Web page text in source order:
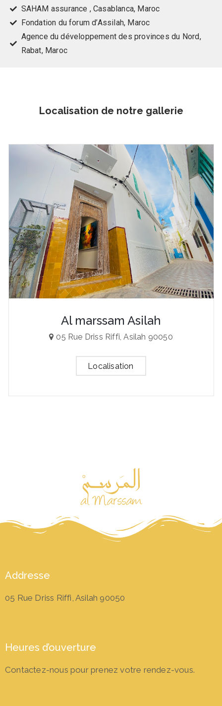
SAHAM assurance , Casablanca, Maroc
Fondation du forum d’Assilah, Maroc
Agence du développement des provinces du Nord,
Rabat, Maroc
Localisation de notre gallerie
Al marssam Asilah
05 Rue Driss Riffi, Asilah 90050
Localisation
Addresse
05 Rue Driss Riffi, Asilah 90050
Heures d’ouverture
Contactez-nous pour prenez votre rendez-vous.